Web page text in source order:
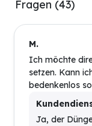
Fragen (43)
M.
Ich möchte
setzen. Kann
bedenkenlos
Ja, der